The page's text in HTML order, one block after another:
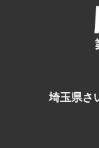
埼玉県さ